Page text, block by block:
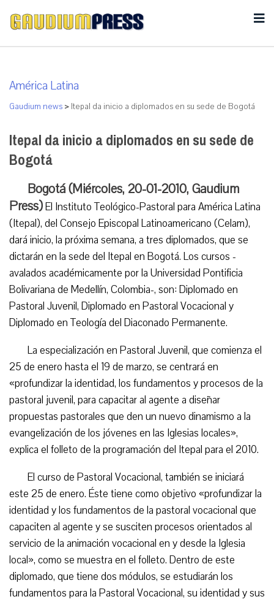
América Latina
Gaudium news > Itepal da inicio a diplomados en su sede de Bogotá
Itepal da inicio a diplomados en su sede de
Bogotá
Bogotá (Miércoles, 20-01-2010, Gaudium
Press)El Instituto Teológico-Pastoral para América Latina
(Itepal), del Consejo Episcopal Latinoamericano (Celam),
dará inicio, la próxima semana, a tres diplomados, que se
dictarán en la sede del Itepal en Bogotá. Los cursos -
avalados académicamente por la Universidad Pontificia
Bolivariana de Medellín, Colombia-, son: Diplomado en
Pastoral Juvenil, Diplomado en Pastoral Vocacional y
Diplomado en Teología del Diaconado Permanente.
La especialización en Pastoral Juvenil, que comienza el
25 de enero hasta el 19 de marzo, se centrará en
«profundizar la identidad, los fundamentos y procesos de la
pastoral juvenil, para capacitar al agente a diseñar
propuestas pastorales que den un nuevo dinamismo a la
evangelización de los jóvenes en las Iglesias locales»,
explica el folleto de la programación del Itepal para el 2010.
El curso de Pastoral Vocacional, también se iniciará
este 25 de enero. Éste tiene como objetivo «profundizar la
identidad y los fundamentos de la pastoral vocacional que
capaciten al agente y se susciten procesos orientados al
servicio de la animación vocacional en y desde la Iglesia
local», como se muestra en el folleto. Dentro de este
diplomado, que tiene dos módulos, se estudiarán los
fundamentos para la Pastoral Vocacional, su identidad y sus